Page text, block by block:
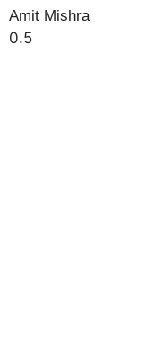
Amit Mishra